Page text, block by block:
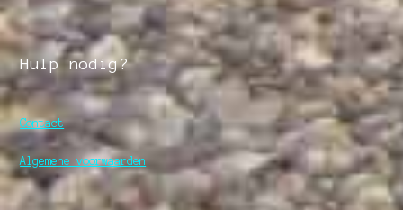
Hulp nodig?
Contact
Algemene voorwaarden